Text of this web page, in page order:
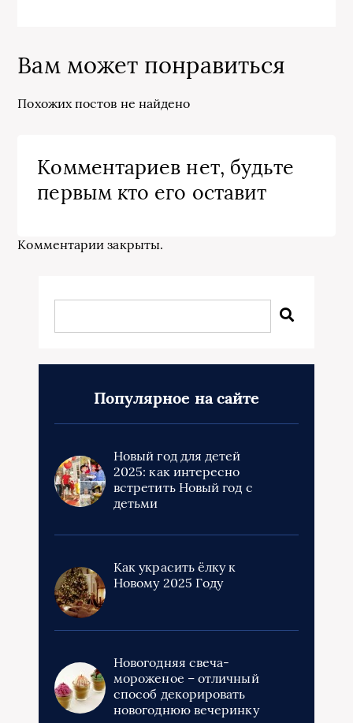
Вам может понравиться
Похожих постов не найдено
Комментариев нет, будьте
первым кто его оставит
Комментарии закрыты.
Популярное на сайте
Новый год для детей
2025: как интересно
встретить Новый год с
детьми
Как украсить ёлку к
Новому 2025 Году
Новогодняя свеча-
мороженое – отличный
способ декорировать
новогоднюю вечеринку